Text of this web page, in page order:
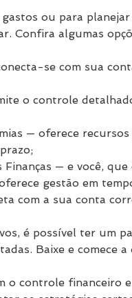
ou para
Confira algumas
se com sua
o controle
— oferece
Finanças — e você,
gestão em
com a sua conta
é possível ter um
Baixe e comece
o controle financeiro